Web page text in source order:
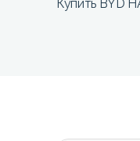
Купить BYD